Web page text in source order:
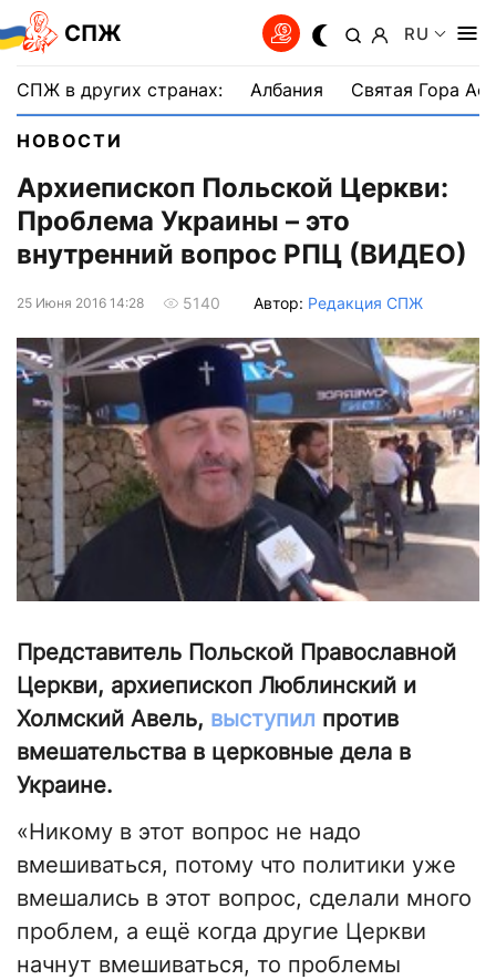
СПЖ RU
СПЖ в других странах: Албания Святая Гора
НОВОСТИ
Архиепископ Польской Церкви:
Проблема Украины – это
внутренний вопрос РПЦ (ВИДЕО)
25 Июня 2016 14:28 5140 Автор: Редакция СПЖ
Представитель Польской Православной
Церкви, архиепископ Люблинский и
Холмский Авель, выступил против
вмешательства в церковные дела в
Украине.
«Никому в этот вопрос не надо
вмешиваться, потому что политики уже
вмешались в этот вопрос, сделали много
проблем, а ещё когда другие Церкви
начнут вмешиваться, то проблемы